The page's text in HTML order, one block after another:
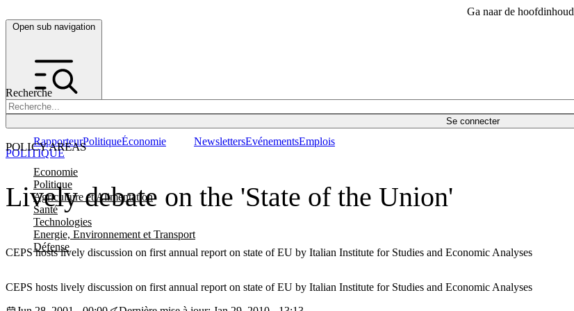
Ga naar de hoofdinhoud
Open sub navigation
Recherche
Se connecter
POLICY AREAS
Economie
Politique
Agriculture et Alimentation
Santé
Technologies
Energie, Environnement et Transport
Défense
RapporteurPolitiqueÉconomie NewslettersEvénementsEmplois
Lively debate on the 'State of the Union'
CEPS hosts lively discussion on first annual report on state of EU by Italian Institute for Studies and Economic Analyses
POLITIQUE
CEPS hosts lively discussion on first annual report on state of EU by Italian Institute for Studies and Economic Analyses